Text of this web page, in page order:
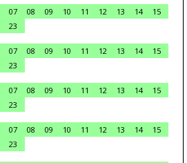
07 08 09 10 11 12 13 14
15
23
07 08 09 10 11 12 13 14
15
23
07 08 09 10 11 12 13 14
15
23
07 08 09 10 11 12 13 14
15
23